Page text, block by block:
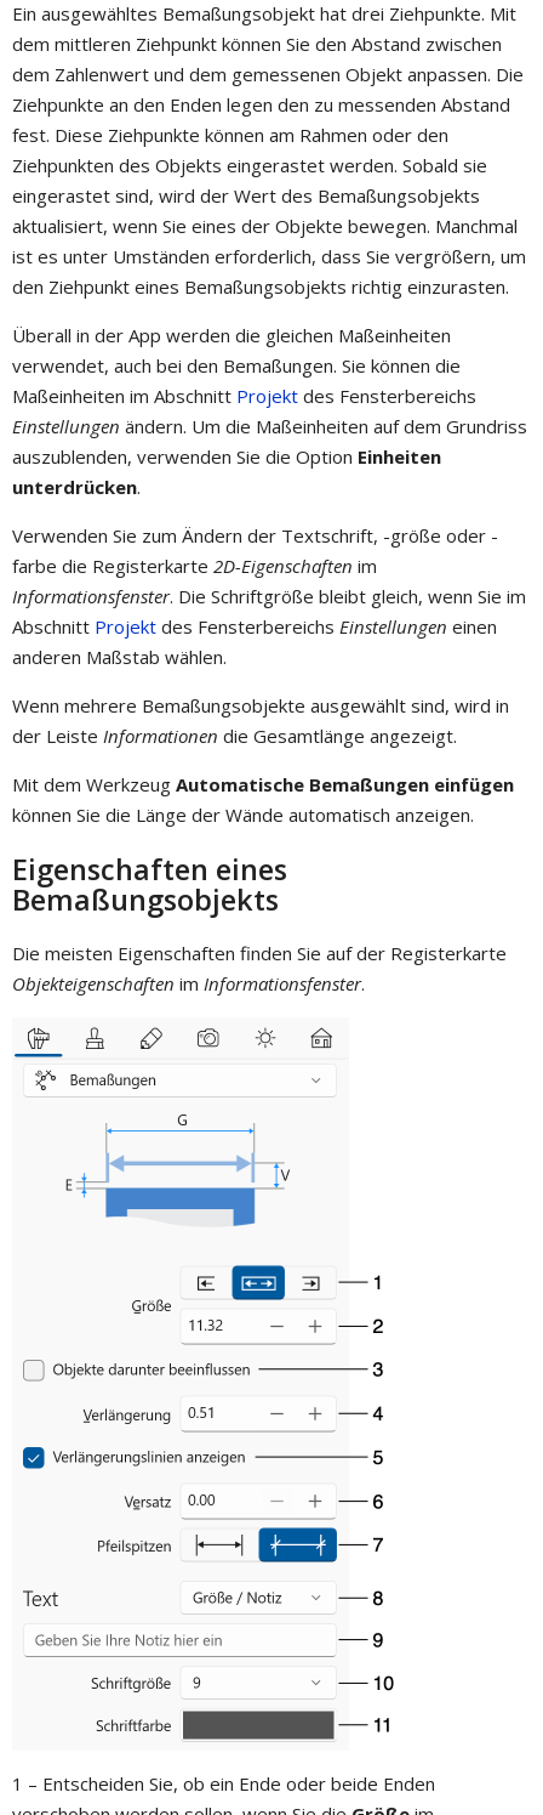
Ein ausgewähltes Bemaßungsobjekt hat drei Ziehpunkte. Mit
dem mittleren Ziehpunkt können Sie den Abstand zwischen
dem Zahlenwert und dem gemessenen Objekt anpassen. Die
Ziehpunkte an den Enden legen den zu messenden Abstand
fest. Diese Ziehpunkte können am Rahmen oder den
Ziehpunkten des Objekts eingerastet werden. Sobald sie
eingerastet sind, wird der Wert des Bemaßungsobjekts
aktualisiert, wenn Sie eines der Objekte bewegen. Manchmal
ist es unter Umständen erforderlich, dass Sie vergrößern, um
den Ziehpunkt eines Bemaßungsobjekts richtig einzurasten.
Überall in der App werden die gleichen Maßeinheiten
verwendet, auch bei den Bemaßungen. Sie können die
Maßeinheiten im Abschnitt Projekt des Fensterbereichs
Einstellungen ändern. Um die Maßeinheiten auf dem Grundriss
auszublenden, verwenden Sie die Option Einheiten
unterdrücken.
Verwenden Sie zum Ändern der Textschrift, -größe oder -
farbe die Registerkarte 2D-Eigenschaften im
Informationsfenster. Die Schriftgröße bleibt gleich, wenn Sie im
Abschnitt Projekt des Fensterbereichs Einstellungen einen
anderen Maßstab wählen.
Wenn mehrere Bemaßungsobjekte ausgewählt sind, wird in
der Leiste Informationen die Gesamtlänge angezeigt.
Mit dem Werkzeug Automatische Bemaßungen einfügen
können Sie die Länge der Wände automatisch anzeigen.
Eigenschaften eines
Bemaßungsobjekts
Die meisten Eigenschaften finden Sie auf der Registerkarte
Objekteigenschaften im Informationsfenster.
1 – Entscheiden Sie, ob ein Ende oder beide Enden